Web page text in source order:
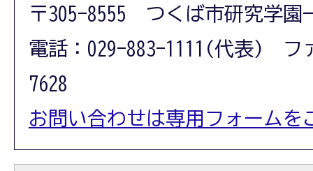
〒305-8555 つくば市研究学園
電話：029-883-1111(代表) フ
7628
お問い合わせは専用フォームを